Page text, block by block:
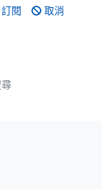
訂閱 取消